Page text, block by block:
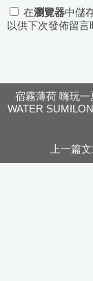
在瀏覽器中儲
以供下次發佈留言
宿霧薄荷 嗨玩一
WATER
上一篇